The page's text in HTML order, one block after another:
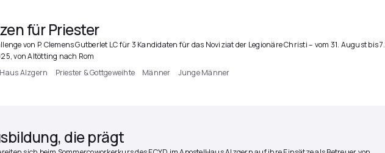
für Priester
von P. Clemens Gutberlet LC für 3 Kandidaten für das Noviziat der Legionäre Christi – vom 31. August bis 7.
von Altötting nach Rom
Alzgern
Priester & Gottgeweihte Männer Junge Männer
die prägt